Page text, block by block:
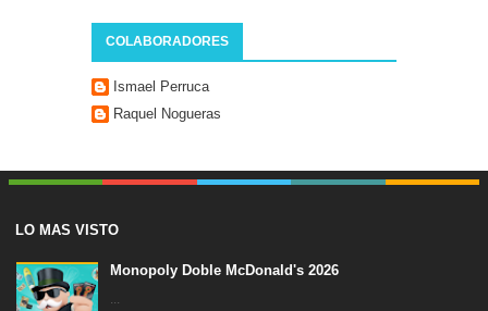
COLABORADORES
Ismael Perruca
Raquel Nogueras
LO MAS VISTO
Monopoly Doble McDonald's 2026